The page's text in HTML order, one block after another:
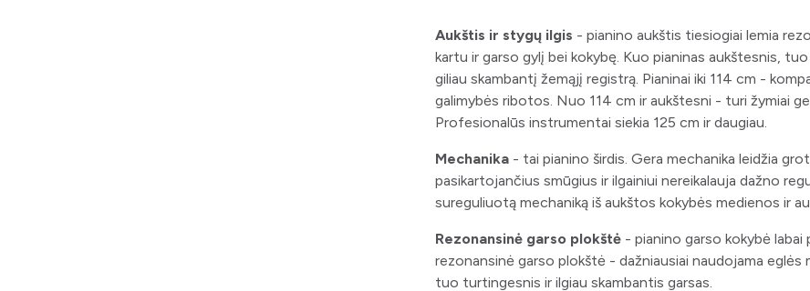
Aukštis ir stygų ilgis - pianino aukštis tiesiogiai lemia
kartu ir garso gylį bei kokybę. Kuo pianinas aukštesnis,
giliau skambantį žemąjį registrą. Pianinai iki 114 cm -
galimybės ribotos. Nuo 114 cm ir aukštesni - turi žymiai
Profesionalūs instrumentai siekia 125 cm ir daugiau.
Mechanika - tai pianino širdis. Gera mechanika leidžia
pasikartojančius smūgius ir ilgainiui nereikalauja dažno
sureguliuotą mechaniką iš aukštos kokybės medienos ir
Rezonansinė garso plokštė - pianino garso kokybė labai
rezonansinė garso plokštė - dažniausiai naudojama eglės
tuo turtingesnis ir ilgiau skambantis garsas.